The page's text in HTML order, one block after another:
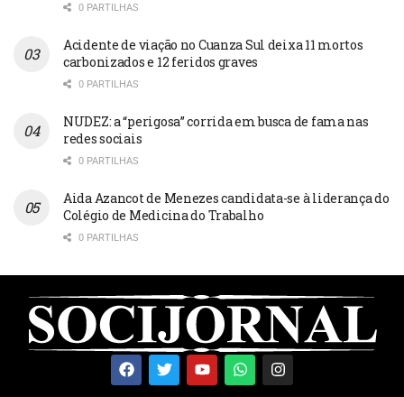
0 PARTILHAS
Acidente de viação no Cuanza Sul deixa 11 mortos
carbonizados e 12 feridos graves
0 PARTILHAS
NUDEZ: a “perigosa” corrida em busca de fama nas
redes sociais
0 PARTILHAS
Aida Azancot de Menezes candidata-se à liderança do
Colégio de Medicina do Trabalho
0 PARTILHAS